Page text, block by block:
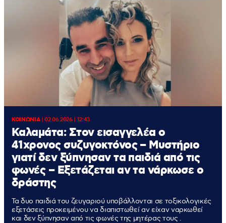
ΚΟΙΝΩΝΙΑ|02.06.2026 | 12:43
Καλαμάτα: Στον εισαγγελέα ο
41χρονος συζυγοκτόνος – Μυστήριο
γιατί δεν ξύπνησαν τα παιδιά από τις
φωνές – Εξετάζεται αν τα νάρκωσε ο
δράστης
Τα δυο παιδιά του ζευγαριού υποβάλλονται σε τοξικολογικές
εξετάσεις προκειμένου να διαπιστωθεί αν είχαν ναρκωθεί
και δεν ξύπνησαν από τις φωνές της μητέρας τους .